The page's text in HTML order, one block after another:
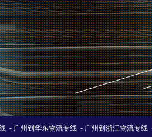
- 广州到华东物流专线 - 广州到浙江物流专线